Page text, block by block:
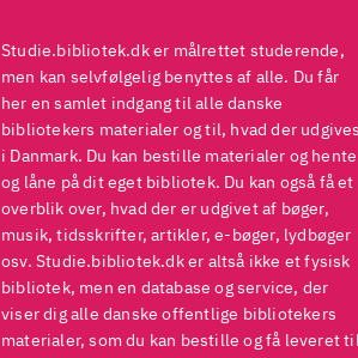
Bogen vil sandsynligvis
forside.
Studie.bibliotek.dk er målrettet studerende,
men kan selvfølgelig benyttes af alle. Du får
her en samlet indgang til alle danske
bibliotekers materialer og til, hvad der udgives
i Danmark. Du kan bestille materialer og hente
og låne på dit eget bibliotek. Du kan også få et
overblik over, hvad der er udgivet af bøger,
musik, tidsskrifter, artikler, e-bøger, lydbøger
osv. Studie.bibliotek.dk er altså ikke et fysisk
bibliotek, men en database og service, der
viser dig alle danske offentlige bibliotekers
materialer, som du kan bestille og få leveret